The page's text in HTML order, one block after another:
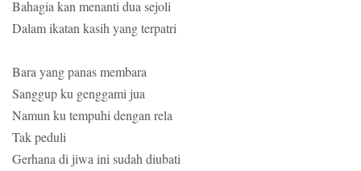
Bahagia kan menanti dua sejoli
Dalam ikatan kasih yang terpatri
Bara yang panas membara
Sanggup ku genggami jua
Namun ku tempuhi dengan rela
Tak peduli
Gerhana di jiwa ini sudah diubati